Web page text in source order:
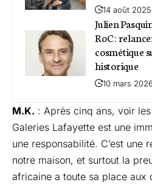
14 août 2025
Julien
RoC :
cosmétique
historique
10 mars 2026
M.K. : Après cinq ans, voir
Galeries Lafayette est une
une responsabilité. C’est une
notre maison, et surtout la
africaine a toute sa place aux